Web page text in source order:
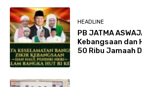
HEADLINE
PB JATMA
Kebangsaan dan
50 Ribu Jamaah